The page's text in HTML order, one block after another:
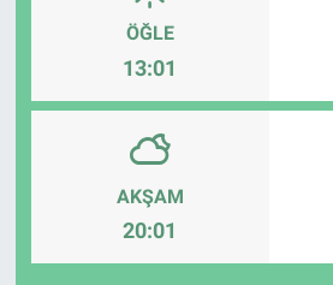
ÖĞLE
13:01
AKŞAM
20:01
Magazin
Bilim ve Teknoloji